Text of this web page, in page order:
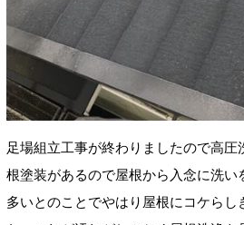
足場組立工事が終わりましたので高圧
根塗装があるので屋根から入念に洗い
多いとのことでやはり屋根にコケらし